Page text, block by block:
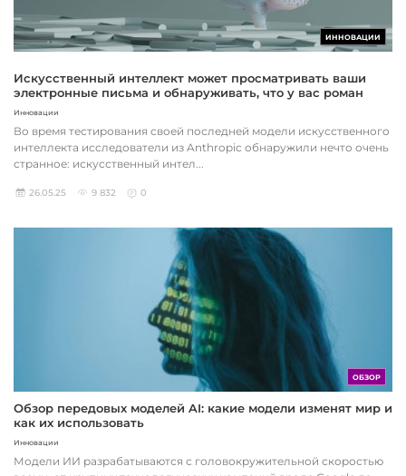
ИННОВАЦИИ
Искусственный интеллект может просматривать ваши
электронные письма и обнаруживать, что у вас роман
Инновации
Во время тестирования своей последней модели искусственного
интеллекта исследователи из Anthropic обнаружили нечто очень
странное: искусственный интел...
26.05.25 9 832 0
ОБЗОР
Обзор передовых моделей AI: какие модели изменят мир и
как их использовать
Инновации
Модели ИИ разрабатываются с головокружительной скоростью